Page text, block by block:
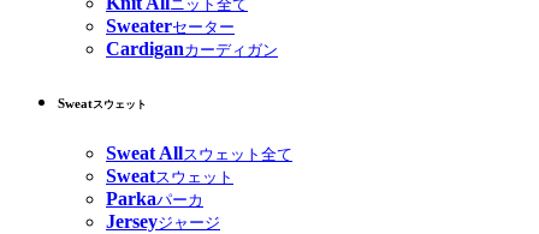
ニット全て
Sweaterセーター
Cardiganカーディガン
Sweatスウェット
Sweat Allスウェット全て
Sweatスウェット
Parkaパーカ
Jerseyジャージ